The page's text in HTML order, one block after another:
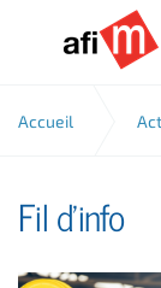
Accueil
Fil d'info